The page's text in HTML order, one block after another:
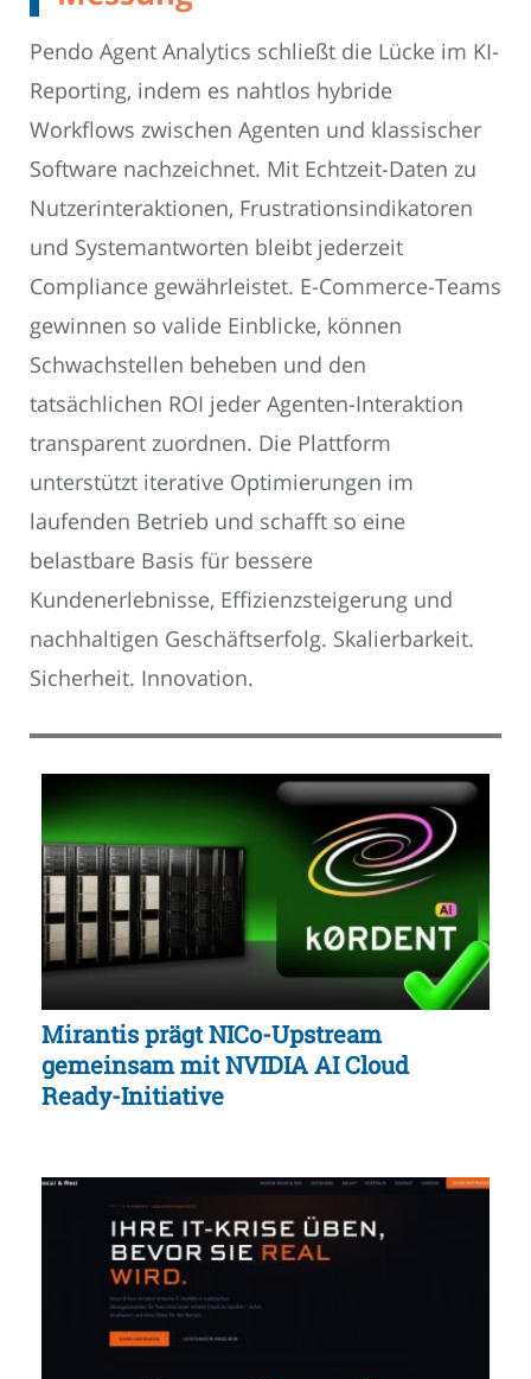
Pendo Agent Analytics schließt die Lücke im KI-
Reporting, indem es nahtlos hybride
Workflows zwischen Agenten und klassischer
Software nachzeichnet. Mit Echtzeit-Daten zu
Nutzerinteraktionen, Frustrationsindikatoren
und Systemantworten bleibt jederzeit
Compliance gewährleistet. E-Commerce-Teams
gewinnen so valide Einblicke, können
Schwachstellen beheben und den
tatsächlichen ROI jeder Agenten-Interaktion
transparent zuordnen. Die Plattform
unterstützt iterative Optimierungen im
laufenden Betrieb und schafft so eine
belastbare Basis für bessere
Kundenerlebnisse, Effizienzsteigerung und
nachhaltigen Geschäftserfolg. Skalierbarkeit.
Sicherheit. Innovation.
Mirantis prägt NICo-Upstream
gemeinsam mit NVIDIA AI Cloud
Ready-Initiative